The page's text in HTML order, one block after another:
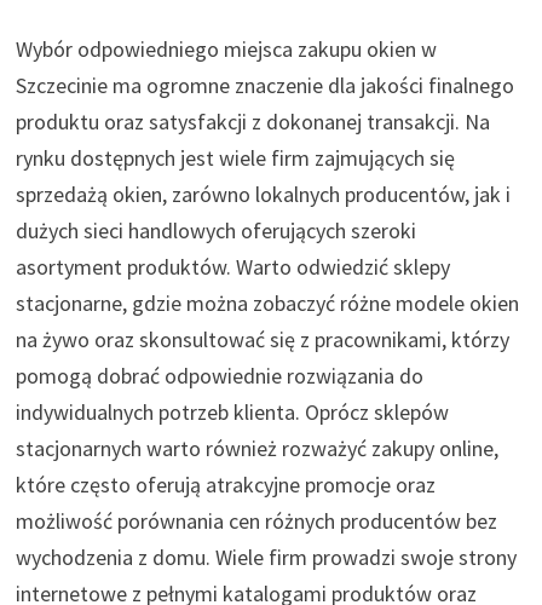
Wybór odpowiedniego miejsca zakupu okien w
Szczecinie ma ogromne znaczenie dla jakości finalnego
produktu oraz satysfakcji z dokonanej transakcji. Na
rynku dostępnych jest wiele firm zajmujących się
sprzedażą okien, zarówno lokalnych producentów, jak i
dużych sieci handlowych oferujących szeroki
asortyment produktów. Warto odwiedzić sklepy
stacjonarne, gdzie można zobaczyć różne modele okien
na żywo oraz skonsultować się z pracownikami, którzy
pomogą dobrać odpowiednie rozwiązania do
indywidualnych potrzeb klienta. Oprócz sklepów
stacjonarnych warto również rozważyć zakupy online,
które często oferują atrakcyjne promocje oraz
możliwość porównania cen różnych producentów bez
wychodzenia z domu. Wiele firm prowadzi swoje strony
internetowe z pełnymi katalogami produktów oraz